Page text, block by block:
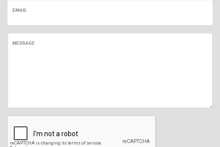
EMAIL
MESSAGE